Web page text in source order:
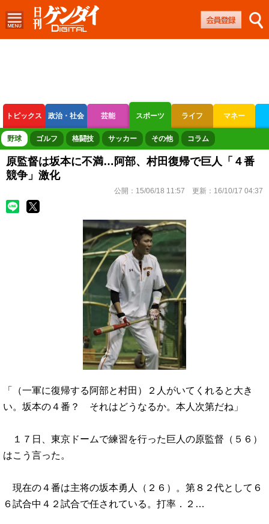
トピックス 政治・社会 芸能 スポーツ ライフ マネー
ボートレース 競輪 オートレース
野球 ゴルフ 格闘技 サッカー その他 コラム
原監督は坂本に不満…阿部、村田復帰で巨人「４番
競争」激化
公開： 15/06/18 11:57 更新： 16/10/17 04:37
「（一軍に復帰する阿部と村田）２人がいてくれると大き
い。坂本の４番？ それはどうなるか。本人次第だね」
１７日、東京ドームで練習を行った巨人の原監督（５６）
はこう言った。
現在の４番は主将の坂本勇人（２６）。第８２代として６
６試合中４２試合で任されている。打率．２…